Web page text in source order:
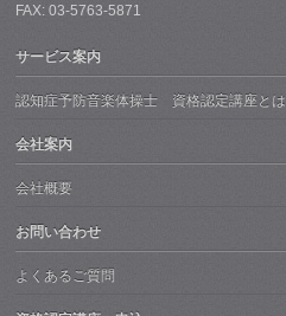
FAX: 03-5763-5871
サービス案内
認知症予防音楽体操士 資格認定講座とは
会社案内
会社概要
お問い合わせ
よくあるご質問